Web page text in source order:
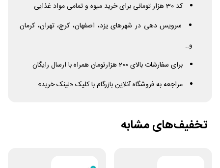
کد 30 هزار تومانی برای خرید میوه و تمامی مواد غذایی
سرویس دهی در شهرهای یزد، اصفهان، کرج، تهران، کرمان
و..
برای سفارشات بالای 200 هزارتومان همراه با ارسال رایگان
مراجعه به فروشگاه آنلاین بازرگام با کلیک «لینک خرید»
تخفیف‌های مشابه